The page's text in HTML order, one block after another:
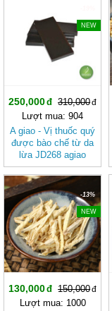
NEW
250,000
310,000
Lượt mua: 904
A giao - Vị thuốc quý
được bào chế từ da
lừa JD268 agiao
-13%
NEW
130,000
150,000
Lượt mua: 1000